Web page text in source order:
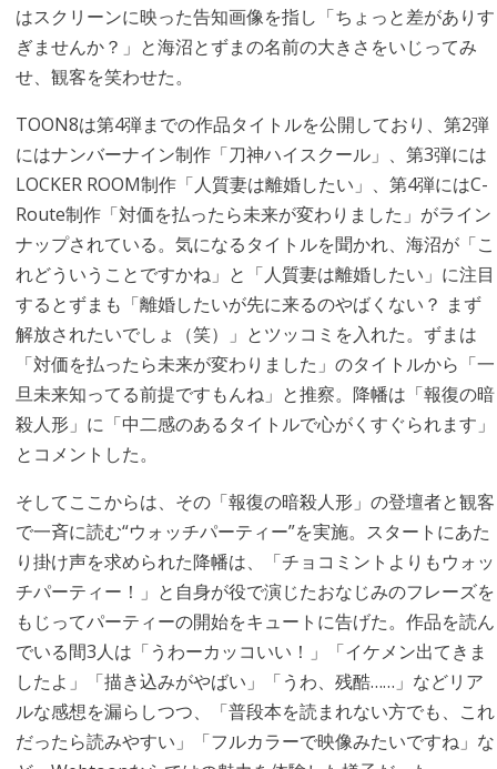
はスクリーンに映った告知画像を指し「ちょっと差がありす
ぎませんか？」と海沼とずまの名前の大きさをいじってみ
せ、観客を笑わせた。
TOON8は第4弾までの作品タイトルを公開しており、第2弾
にはナンバーナイン制作「刀神ハイスクール」、第3弾には
LOCKER ROOM制作「人質妻は離婚したい」、第4弾にはC-
Route制作「対価を払ったら未来が変わりました」がライン
ナップされている。気になるタイトルを聞かれ、海沼が「こ
れどういうことですかね」と「人質妻は離婚したい」に注目
するとずまも「離婚したいが先に来るのやばくない？ まず
解放されたいでしょ（笑）」とツッコミを入れた。ずまは
「対価を払ったら未来が変わりました」のタイトルから「一
旦未来知ってる前提ですもんね」と推察。降幡は「報復の暗
殺人形」に「中二感のあるタイトルで心がくすぐられます」
とコメントした。
そしてここからは、その「報復の暗殺人形」の登壇者と観客
で一斉に読む“ウォッチパーティー”を実施。スタートにあた
り掛け声を求められた降幡は、「チョコミントよりもウォッ
チパーティー！」と自身が役で演じたおなじみのフレーズを
もじってパーティーの開始をキュートに告げた。作品を読ん
でいる間3人は「うわーカッコいい！」「イケメン出てきま
したよ」「描き込みがやばい」「うわ、残酷……」などリア
ルな感想を漏らしつつ、「普段本を読まれない方でも、これ
だったら読みやすい」「フルカラーで映像みたいですね」な